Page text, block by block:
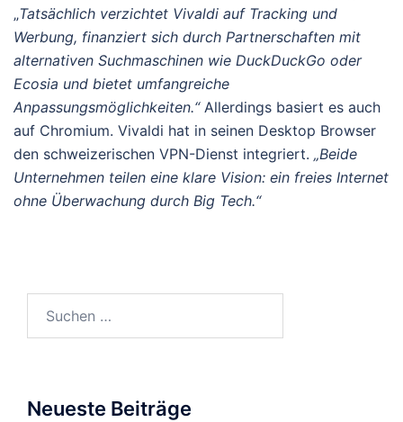
„Tatsächlich verzichtet Vivaldi auf Tracking und
Werbung, finanziert sich durch Partnerschaften mit
alternativen Suchmaschinen wie DuckDuckGo oder
Ecosia und bietet umfangreiche
Anpassungsmöglichkeiten.“Allerdings basiert es auch
auf Chromium. Vivaldi hat in seinen Desktop Browser
den schweizerischen VPN-Dienst integriert. „Beide
Unternehmen teilen eine klare Vision: ein freies Internet
ohne Überwachung durch Big Tech.“
Neueste Beiträge